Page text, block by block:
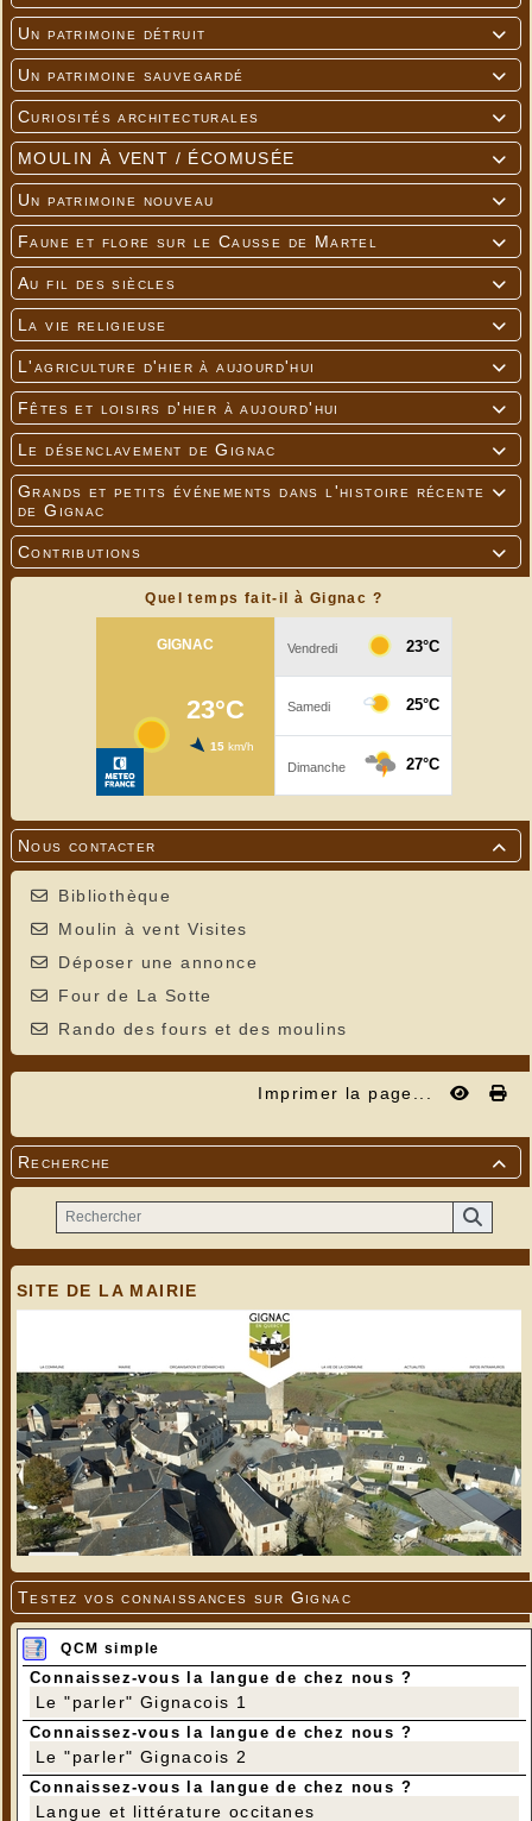

Un patrimoine détruit

Un patrimoine sauvegardé

Curiosités architecturales

MOULIN À VENT / ÉCOMUSÉE

Un patrimoine nouveau

Faune et flore sur le Causse de Martel

Au fil des siècles

La vie religieuse

L'agriculture d'hier à aujourd'hui

Fêtes et loisirs d'hier à aujourd'hui

Le désenclavement de Gignac

Grands et petits événements dans l'histoire récente
de Gignac

Contributions
Quel temps fait-il à Gignac ?

Nous contacter
Bibliothèque
Moulin à vent Visites
Déposer une annonce
Four de La Sotte
Rando des fours et des moulins
Imprimer la page...

Recherche
SITE DE LA MAIRIE
Testez vos connaissances sur Gignac
QCM simple
Connaissez-vous la langue de chez nous ?
Le "parler" Gignacois 1
Connaissez-vous la langue de chez nous ?
Le "parler" Gignacois 2
Connaissez-vous la langue de chez nous ?
Langue et littérature occitanes